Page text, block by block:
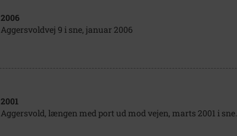
2006
Aggersvoldvej 9 i sne, januar 2006
2001
Aggersvold, længen med port ud mod vejen, marts 2001 i sne.